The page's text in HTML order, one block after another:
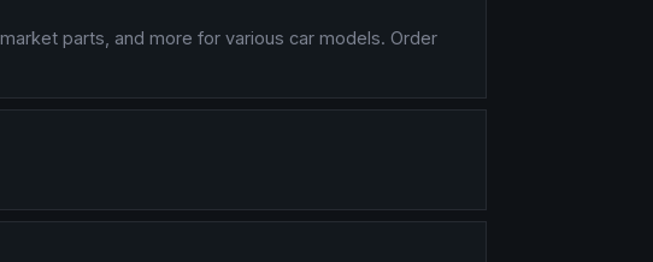
parts, and more for various car models. Order